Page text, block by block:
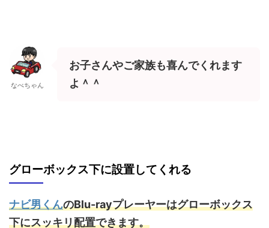
なべちゃん
お子さんやご家族も喜んでくれます
よ＾＾
グローボックス下に設置してくれる
ナビ男くんのBlu-rayプレーヤーはグローボックス
下にスッキリ配置できます。